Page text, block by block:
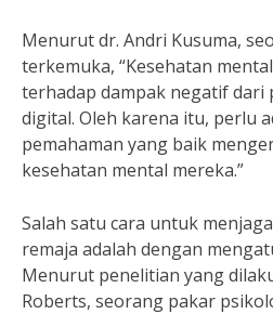
Menurut dr. Andri Kusuma,
terkemuka, “Kesehatan
terhadap dampak negatif
digital. Oleh karena itu, perlu
pemahaman yang baik
kesehatan mental mereka.”
Salah satu cara untuk
remaja adalah dengan
Menurut penelitian yang
Roberts, seorang pakar